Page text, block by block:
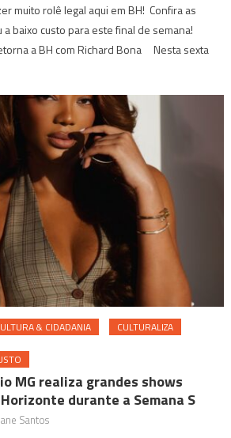
muito rolê legal aqui em BH! Confira as
a baixo custo para este final de semana!
a BH com Richard Bona Nesta sexta
& CIDADANIA CULTURALIZA
MG realiza grandes shows
durante a Semana S
Santos